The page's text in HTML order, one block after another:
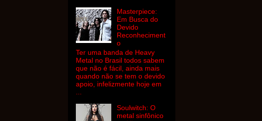
Masterpiece:
Em Busca do
Devido
Reconheciment
o
Ter uma banda de Heavy
Metal no Brasil todos sabem
que não é fácil, ainda mais
quando não se tem o devido
apoio, infelizmente hoje em
Soulwitch: O
metal sinfônico